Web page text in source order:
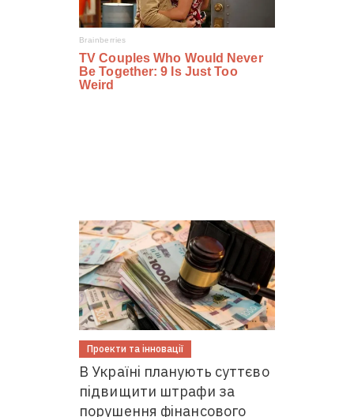
Проекти та інновації
В Україні планують суттєво
підвищити штрафи за
порушення фінансового